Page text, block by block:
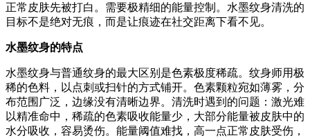
正常皮肤先被打白。需要极精细的能量控制。水墨纹身清洗的
目标不是绝对无痕，而是让痕迹在社交距离下看不见。
水墨纹身的特点
水墨纹身与普通纹身的最大区别是色素极度稀疏。纹身师用极
稀的色料，以点刺或扫针的方式铺开。色素颗粒宛如薄雾，分
布范围广泛，边缘没有清晰边界。清洗时遇到的问题：激光难
以精准命中，稀疏的色素吸收能量少，大部分能量被皮肤中的
水分吸收，容易烫伤。能量阈值难找，高一点正常皮肤受伤，